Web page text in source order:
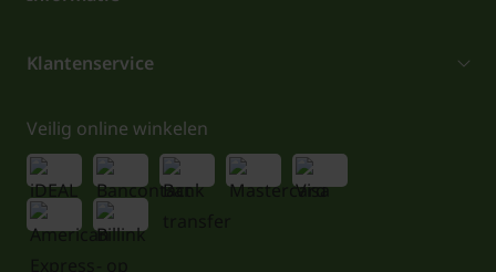
Klantenservice
Veilig online winkelen